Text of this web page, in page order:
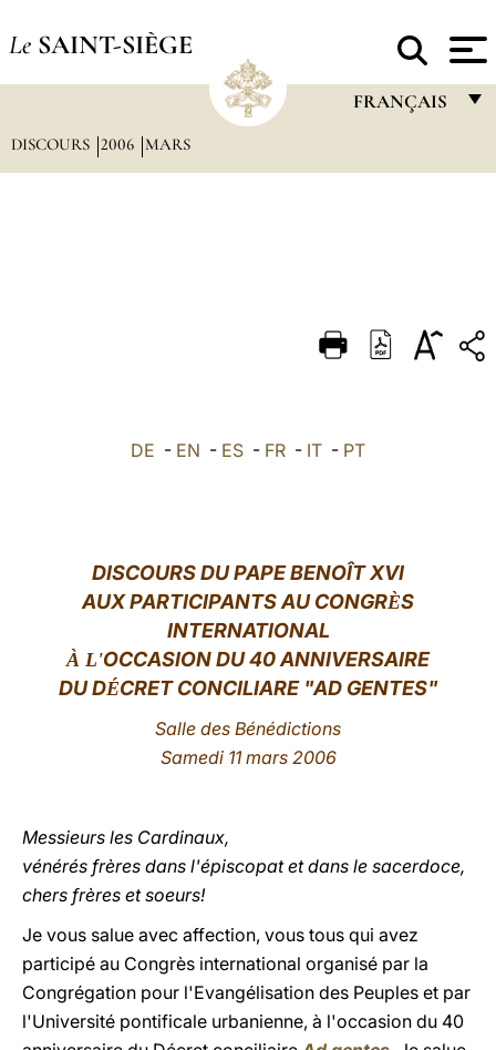
Le SAINT-SIÈGE
FRANÇAIS
DEUTSCH
العربيّة
DISCOURS 2006 MARS
DE - EN - ES - FR - IT - PT
DISCOURS DU PAPE BENOÎT XVI
AUX PARTICIPANTS AU CONGRÈS
INTERNATIONAL
À L'OCCASION DU 40 ANNIVERSAIRE
DU DÉCRET CONCILIARE "AD GENTES"
Salle des Bénédictions
Samedi 11 mars 2006
Messieurs les Cardinaux,
vénérés frères dans l'épiscopat et dans le sacerdoce,
chers frères et soeurs!
Je vous salue avec affection, vous tous qui avez
participé au Congrès international organisé par la
Congrégation pour l'Evangélisation des Peuples et par
l'Université pontificale urbanienne, à l'occasion du 40